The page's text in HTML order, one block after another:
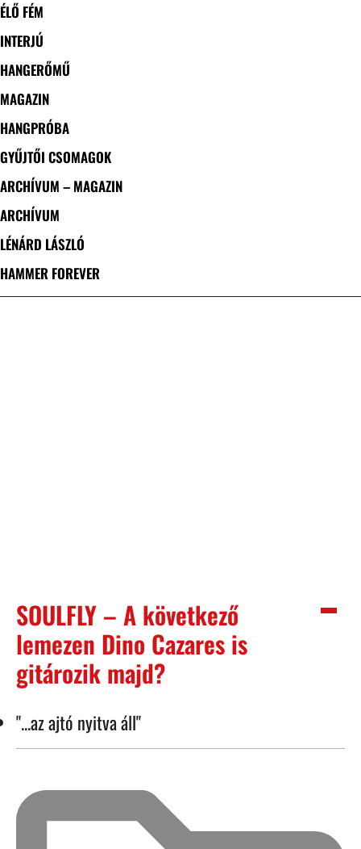
ÉLŐ FÉM
INTERJÚ
HANGERŐMŰ
MAGAZIN
HANGPRÓBA
GYŰJTŐI CSOMAGOK
ARCHÍVUM – MAGAZIN
ARCHÍVUM
LÉNÁRD LÁSZLÓ
HAMMER FOREVER
SOULFLY – A következő
lemezen Dino Cazares is
gitározik majd?
"...az ajtó nyitva áll"